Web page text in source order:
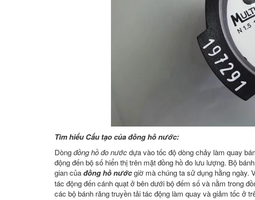
Tìm hiểu Cấu tạo của đồng hồ nước:
Dòngđồng hồ đo nướcdựa vào tốc độ dòng chảy làm quay
động đến bộ số hiển thị trên mặt đồng hồ đo lưu lượng. Bộ
gian củađồng hồ nướcgiờ mà chúng ta sử dụng hằng ngày.
tác động đến cánh quạt ở bên dưới bộ đếm số và nằm trong
các bộ bánh răng truyền tải tác động làm quay và giảm tốc ở